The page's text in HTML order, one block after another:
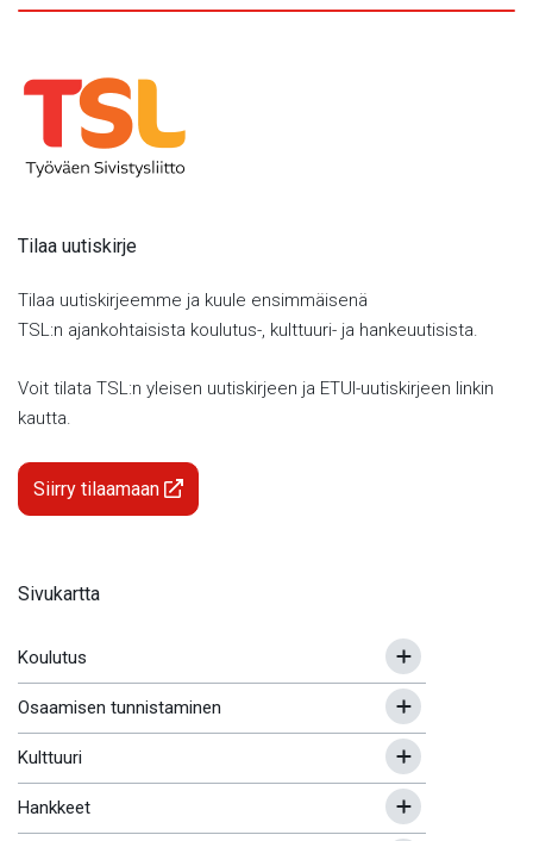
Tilaa uutiskirje
Tilaa uutiskirjeemme ja kuule ensimmäisenä
TSL:n ajankohtaisista koulutus-, kulttuuri- ja hankeuutisista.
Voit tilata TSL:n yleisen uutiskirjeen ja ETUI-uutiskirjeen linkin
kautta.
Siirry tilaamaan
Sivukartta
Koulutus
Osaamisen tunnistaminen
Kulttuuri
Hankkeet